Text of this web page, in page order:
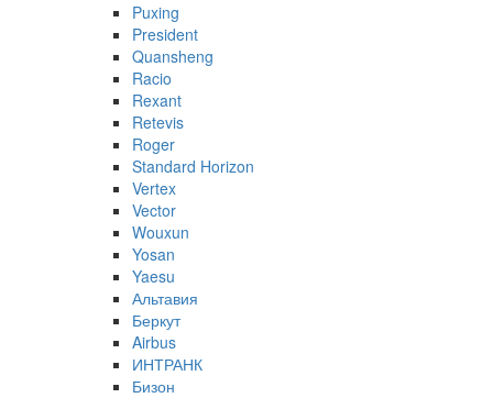
Puxing
President
Quansheng
Racio
Rexant
Retevis
Roger
Standard Horizon
Vertex
Vector
Wouxun
Yosan
Yaesu
Альтавия
Беркут
Airbus
ИНТРАНК
Бизон